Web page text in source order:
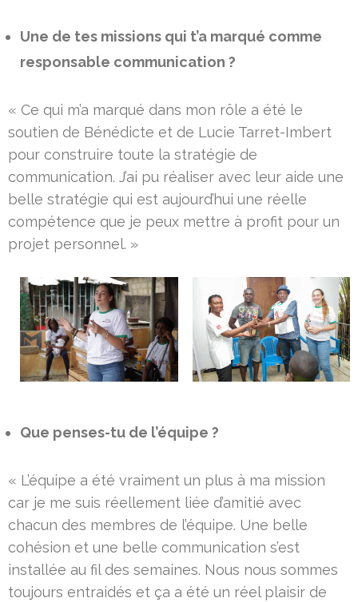
Une de tes missions qui t’a marqué comme
responsable communication ?
« Ce qui m’a marqué dans mon rôle a été le
soutien de Bénédicte et de Lucie Tarret-Imbert
pour construire toute la stratégie de
communication. J’ai pu réaliser avec leur aide une
belle stratégie qui est aujourd’hui une réelle
compétence que je peux mettre à profit pour un
projet personnel. »
Que penses-tu de l’équipe ?
« L’équipe a été vraiment un plus à ma mission
car je me suis réellement liée d’amitié avec
chacun des membres de l’équipe. Une belle
cohésion et une belle communication s’est
installée au fil des semaines. Nous nous sommes
toujours entraidés et ça a été un réel plaisir de